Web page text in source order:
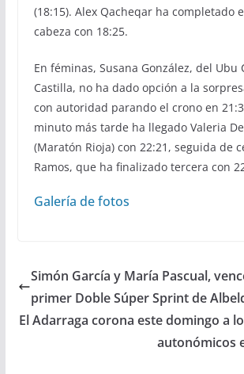
(18:15). Alex Qacheqar ha completado
cabeza con 18:25.
En féminas, Susana González, del Ubu
Castilla, no ha dado opción a la
con autoridad parando el crono en
minuto más tarde ha llegado Valeria
(Maratón Rioja) con 22:21, seguida de
Ramos, que ha finalizado tercera con
Galería de fotos
Simón García y María Pascual,
primer Doble Súper Sprint de
El Adarraga corona este domingo a
autonómicos